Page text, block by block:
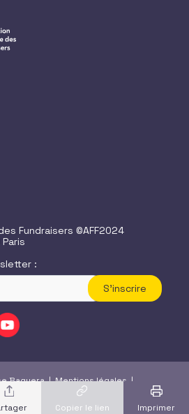
Copier le lien Imprimer
Fundraisers ©AFF2024
:
S'inscrire
Baguera |Mentions légales |
|